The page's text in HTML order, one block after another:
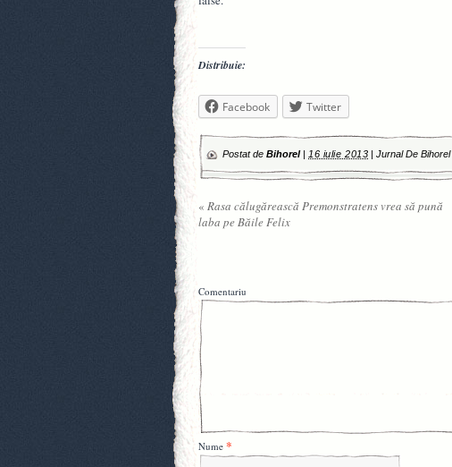
Distribuie:
Facebook Twitter
Postat de Bihorel| 16 iulie 2013 |Jurnal De Bihorel
« Rasa călugărească Premonstratens vrea să pună
laba pe Băile Felix
Comentariu
Nume *